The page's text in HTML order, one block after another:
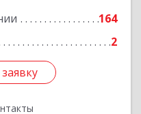
164
2
Подробнее